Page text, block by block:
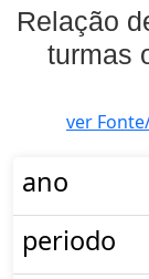
Relação
turmas
ver
ano
periodo